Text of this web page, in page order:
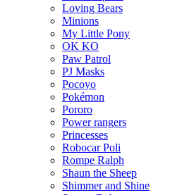
Loving Bears
Minions
My Little Pony
OK KO
Paw Patrol
PJ Masks
Pocoyo
Pokémon
Pororo
Power rangers
Princesses
Robocar Poli
Rompe Ralph
Shaun the Sheep
Shimmer and Shine